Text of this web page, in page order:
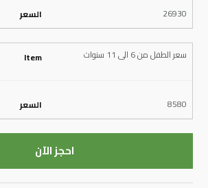
26930
سعر الطفل من 6 الى 11 سنوات
8580
احجز الآن